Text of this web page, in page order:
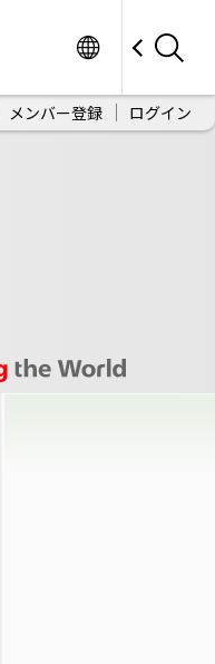
メンバー登録 ログイン